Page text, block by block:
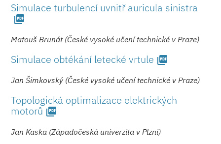
Simulace turbulencí uvnitř auricula sinistra
picture_as_pdf
Matouš Brunát (České vysoké učení technické v Praze)
Simulace obtékání letecké vrtule picture_as_pdf
Jan Šimkovský (České vysoké učení technické v Praze)
Topologická optimalizace elektrických
motorů picture_as_pdf
Jan Kaska (Západočeská univerzita v Plzni)